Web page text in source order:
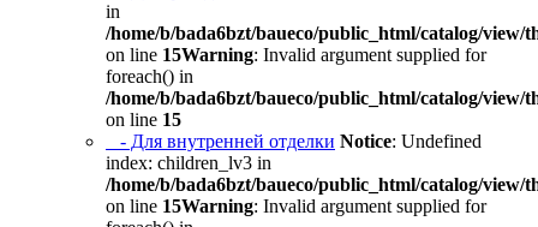
in
/home/b/bada6bzt/baueco/public_html/catalog/view/
on line 15Warning: Invalid argument supplied for
foreach() in
/home/b/bada6bzt/baueco/public_html/catalog/view/
on line 15
- Для внутренней отделки Notice: Undefined
index: children_lv3 in
/home/b/bada6bzt/baueco/public_html/catalog/view/
on line 15Warning: Invalid argument supplied for